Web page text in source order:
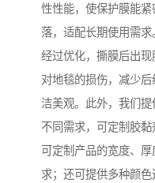
性性能，使保护膜能
落，适配长期使用需
经过优化，撕膜后出
对地毯的损伤，减少
洁美观。此外，我们
不同需求，可定制胶黏
可定制产品的宽度、
求；还可提供多种颜